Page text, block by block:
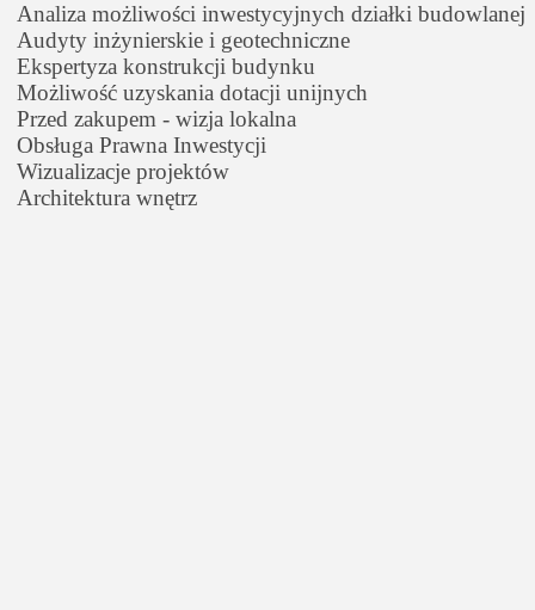
Analiza możliwości inwestycyjnych działki budowlanej
Audyty inżynierskie i geotechniczne
Ekspertyza konstrukcji budynku
Możliwość uzyskania dotacji unijnych
Przed zakupem - wizja lokalna
Obsługa Prawna Inwestycji
Wizualizacje projektów
Architektura wnętrz